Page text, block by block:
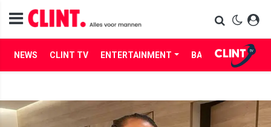
NEWS CLINT TV ENTERTAINMENT BABES LIFE